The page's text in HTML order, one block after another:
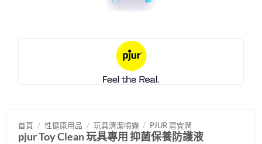
首頁 / 性健康用品 / 玩具清潔噴霧 / PJUR 碧宜潤
pjur Toy Clean 玩具專用 抑菌保養防護液